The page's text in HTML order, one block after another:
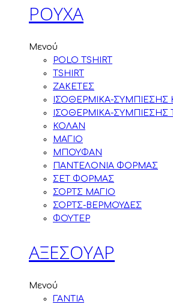
ΡΟΥΧΑ
Μενού
POLO TSHIRT
TSHIRT
ΖΑΚΕΤΕΣ
ΙΣΟΘΕΡΜΙΚΑ-ΣΥΜΠΙΕΣΗΣ
ΙΣΟΘΕΡΜΙΚΑ-ΣΥΜΠΙΕΣΗΣ
ΚΟΛΑΝ
ΜΑΓΙΟ
ΜΠΟΥΦΑΝ
ΠΑΝΤΕΛΟΝΙΑ ΦΟΡΜΑΣ
ΣΕΤ ΦΟΡΜΑΣ
ΣΟΡΤΣ ΜΑΓΙΟ
ΣΟΡΤΣ-ΒΕΡΜΟΥΔΕΣ
ΦΟΥΤΕΡ
ΑΞΕΣΟΥΑΡ
Μενού
ΓΑΝΤΙΑ